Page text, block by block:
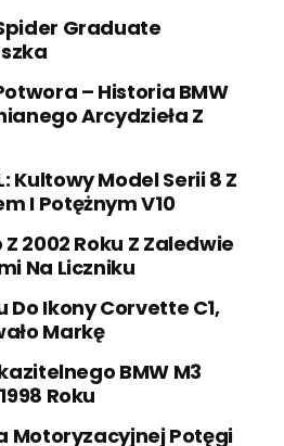
Graduate
– Historia BMW
Arcydzieła Z
Kultowy Model Serii 8 Z
I Potężnym V10
2002 Roku Z Zaledwie
Na Liczniku
Do Ikony Corvette C1,
Markę
BMW M3
Roku
Motoryzacyjnej Potęgi